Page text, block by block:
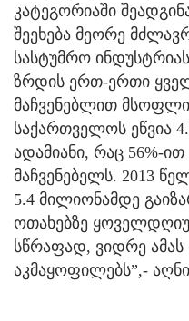
კატეგორიაში
შეეხება მეორე
სასტუმრო
ზრდის ერთ-ერთი
მაჩვენებლით
საქართველოს ეწვია
ადამიანი, რაც 56%-
მაჩვენებელს. 2013
5.4 მილიონამდე
ოთახებზე
სწრაფად, ვიდრე ამას
აკმაყოფილებს”,-